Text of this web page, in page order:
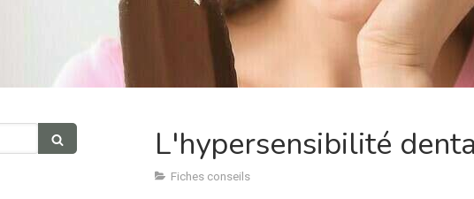
L'hypersensibilité
Fiches conseils